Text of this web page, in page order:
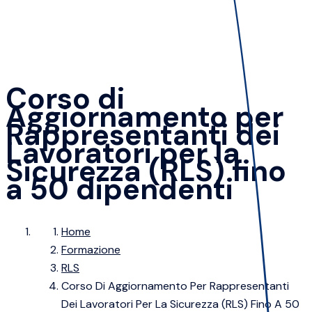
Corso di
Aggiornamento per
Rappresentanti dei
Lavoratori per la
Sicurezza (RLS) fino
a 50 dipendenti
Home
Formazione
RLS
Corso Di Aggiornamento Per Rappresentanti
Dei Lavoratori Per La Sicurezza (RLS) Fino A 50